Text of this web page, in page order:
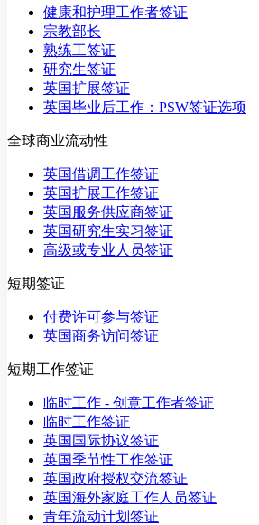
健康和护理工作者签证
宗教部长
熟练工签证
研究生签证
英国扩展签证
英国毕业后工作：PSW签证选项
全球商业流动性
英国借调工作签证
英国扩展工作签证
英国服务供应商签证
英国研究生实习签证
高级或专业人员签证
短期签证
付费许可参与签证
英国商务访问签证
短期工作签证
临时工作 - 创意工作者签证
临时工作签证
英国国际协议签证
英国季节性工作签证
英国政府授权交流签证
英国海外家庭工作人员签证
青年流动计划签证